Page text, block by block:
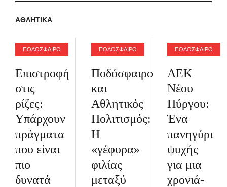
ΑΘΛΗΤΙΚΑ
ΠΟΔΟΣΦΑΙΡΟ
Επιστροφή
στις
ρίζες:
Υπάρχουν
πράγματα
που είναι
πιο
δυνατά
ΠΟΔΟΣΦΑΙΡΟ
Ποδόσφαιρο
και
Αθλητικός
Πολιτισμός:
Η
«γέφυρα»
φιλίας
μεταξύ
ΠΟΔΟΣΦΑΙΡΟ
ΑΕΚ
Νέου
Πύργου:
Ένα
πανηγύρι
ψυχής
για μια
χρονιά-